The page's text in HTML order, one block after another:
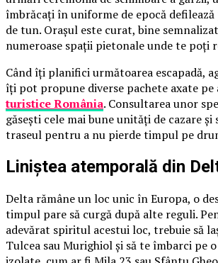
îmbrăcați în uniforme de epocă defilează
de tun. Orașul este curat, bine
numeroase spații pietonale unde te poți
Când îți planifici următoarea escapadă,
îți pot propune diverse pachete axate pe
turistice România. Consultarea unor
găsești cele mai bune unități de cazare și
traseul pentru a nu pierde timpul pe
Liniștea atemporală din
Delta rămâne un loc unic în Europa, o
timpul pare să curgă după alte reguli.
adevărat spiritul acestui loc, trebuie să
Tulcea sau Murighiol și să te îmbarci pe